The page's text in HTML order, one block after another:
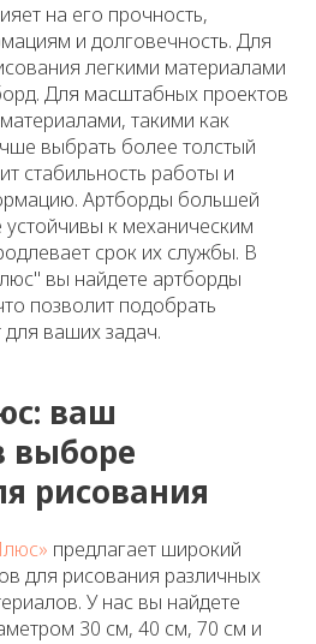
на его прочность,
и долговечность. Для
легкими материалами
Для масштабных проектов
такими как
выбрать более толстый
стабильность работы и
Артборды большей
к механическим
срок их службы. В
вы найдете артборды
позволит подобрать
ваших задач.
ваш
выборе
рисования
предлагает широкий
для рисования различных
У нас вы найдете
30 см, 40 см, 70 см и